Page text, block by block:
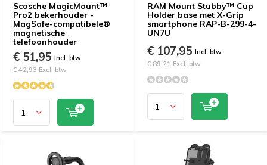
Scosche MagicMount™
Pro2 bekerhouder -
MagSafe-compatibele®
magnetische
telefoonhouder
€ 51,95 Incl. btw
€ 42,93 Excl. btw
RAM Mount Stubby™ Cup
Holder base met X-Grip
smartphone RAP-B-299-4-
UN7U
€ 107,95 Incl. btw
€ 89,21 Excl. btw